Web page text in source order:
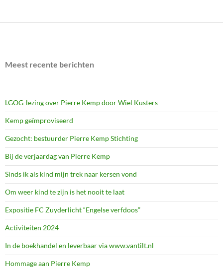
Meest recente berichten
LGOG-lezing over Pierre Kemp door Wiel Kusters
Kemp geïmproviseerd
Gezocht: bestuurder Pierre Kemp Stichting
Bij de verjaardag van Pierre Kemp
Sinds ik als kind mijn trek naar kersen vond
Om weer kind te zijn is het nooit te laat
Expositie FC Zuyderlicht “Engelse verfdoos”
Activiteiten 2024
In de boekhandel en leverbaar via www.vantilt.nl
Hommage aan Pierre Kemp